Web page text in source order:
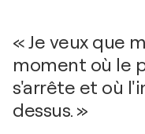
« Je veux que
moment où le
s'arrête et où
dessus. »